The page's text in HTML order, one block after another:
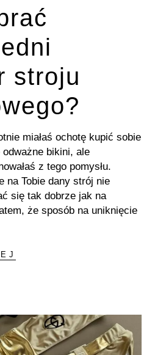
stroju
miałaś ochotę kupić sobie
bikini, ale
z tego pomysłu.
na Tobie dany strój nie
się tak dobrze jak na
że sposób na uniknięcie